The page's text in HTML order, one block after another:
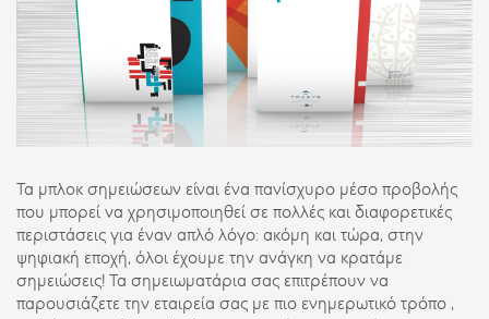
Τα μπλοκ σημειώσεων είναι ένα πανίσχυρο μέσο προβολής
που μπορεί να χρησιμοποιηθεί σε πολλές και διαφορετικές
περιστάσεις για έναν απλό λόγο: ακόμη και τώρα, στην
ψηφιακή εποχή, όλοι έχουμε την ανάγκη να κρατάμε
σημειώσεις! Τα σημειωματάρια σας επιτρέπουν να
παρουσιάζετε την εταιρεία σας με πιο ενημερωτικό τρόπο ,